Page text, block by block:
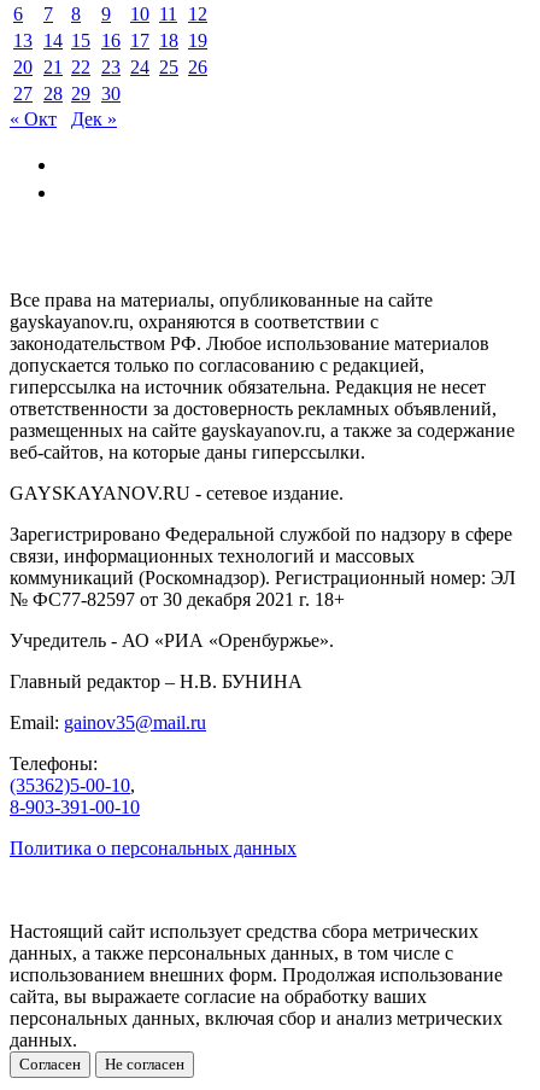
6
7 8 9 10 11
12
13 14 15 16 17 18 19
20 21 22 23 24 25 26
27 28 29 30
« Окт
Дек »
Все права на материалы, опубликованные на сайте
gayskayanov.ru, охраняются в соответствии с
законодательством РФ. Любое использование материалов
допускается только по согласованию с редакцией,
гиперссылка на источник обязательна. Редакция не несет
ответственности за достоверность рекламных объявлений,
размещенных на сайте gayskayanov.ru, а также за содержание
веб-сайтов, на которые даны гиперссылки.
GAYSKAYANOV.RU - сетевое издание.
Зарегистрировано Федеральной службой по надзору в сфере
связи, информационных технологий и массовых
коммуникаций (Роскомнадзор). Регистрационный номер: ЭЛ
№ ФС77-82597 от 30 декабря 2021 г. 18+
Учредитель - АО «РИА «Оренбуржье».
Главный редактор – Н.В. БУНИНА
Email: gainov35@mail.ru
Телефоны:
(35362)5-00-10,
8-903-391-00-10
Политика о персональных данных
Настоящий сайт использует средства сбора метрических
данных, а также персональных данных, в том числе с
использованием внешних форм. Продолжая использование
сайта, вы выражаете согласие на обработку ваших
персональных данных, включая сбор и анализ метрических
данных.
Согласен Не согласен